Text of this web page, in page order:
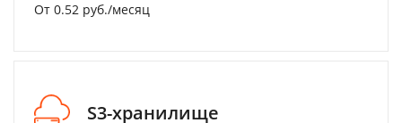
От 0.52 руб./месяц
S3-хранилище